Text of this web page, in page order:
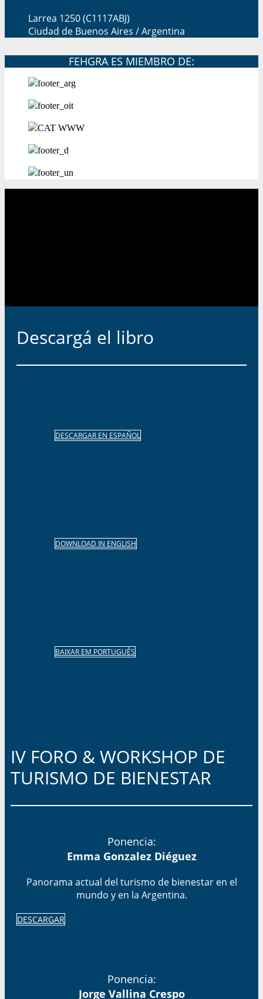
Larrea 1250 (C1117ABJ)
Ciudad de Buenos Aires / Argentina
FEHGRA ES MIEMBRO DE:
Descargá el libro
DESCARGAR EN ESPAÑOL
DOWNLOAD IN ENGLISH
BAIXAR EM PORTUGUÊS
IV FORO & WORKSHOP DE
TURISMO DE BIENESTAR​
Ponencia:
Emma Gonzalez Diéguez
Panorama actual del turismo de bienestar en el
mundo y en la Argentina.
DESCARGAR
Ponencia:
Jorge Vallina Crespo